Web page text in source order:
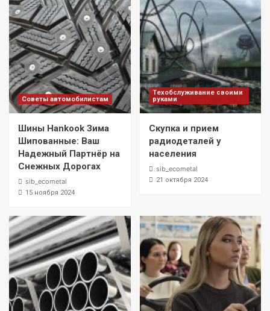
Советы автомобилистам
Шины Hankook Зима
Шипованные: Ваш
Надежный Партнёр на
Снежных Дорогах
sib_ecometal
15 ноября 2024
Техобслуживание своими
руками
Скупка и прием
радиодеталей у
населения
sib_ecometal
21 октября 2024